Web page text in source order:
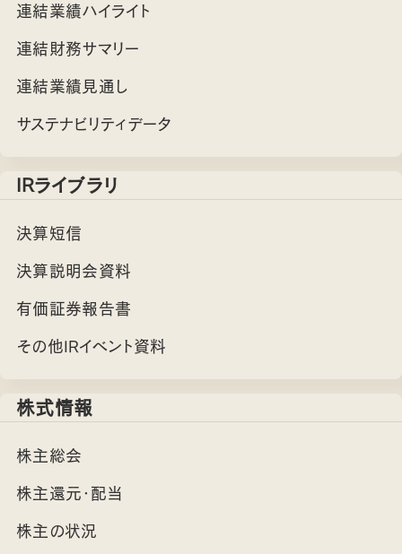
連結業績ハイライト
連結財務サマリー
連結業績見通し
サステナビリティデータ
IRライブラリ
決算短信
決算説明会資料
有価証券報告書
その他IRイベント資料
株式情報
株主総会
株主還元・配当
株主の状況